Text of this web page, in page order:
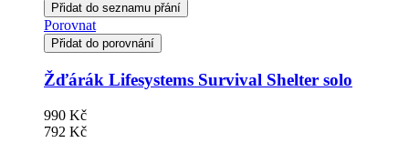
Přidat do seznamu přání
Porovnat
Přidat do porovnání
Žďárák Lifesystems Survival Shelter solo
990 Kč
792 Kč